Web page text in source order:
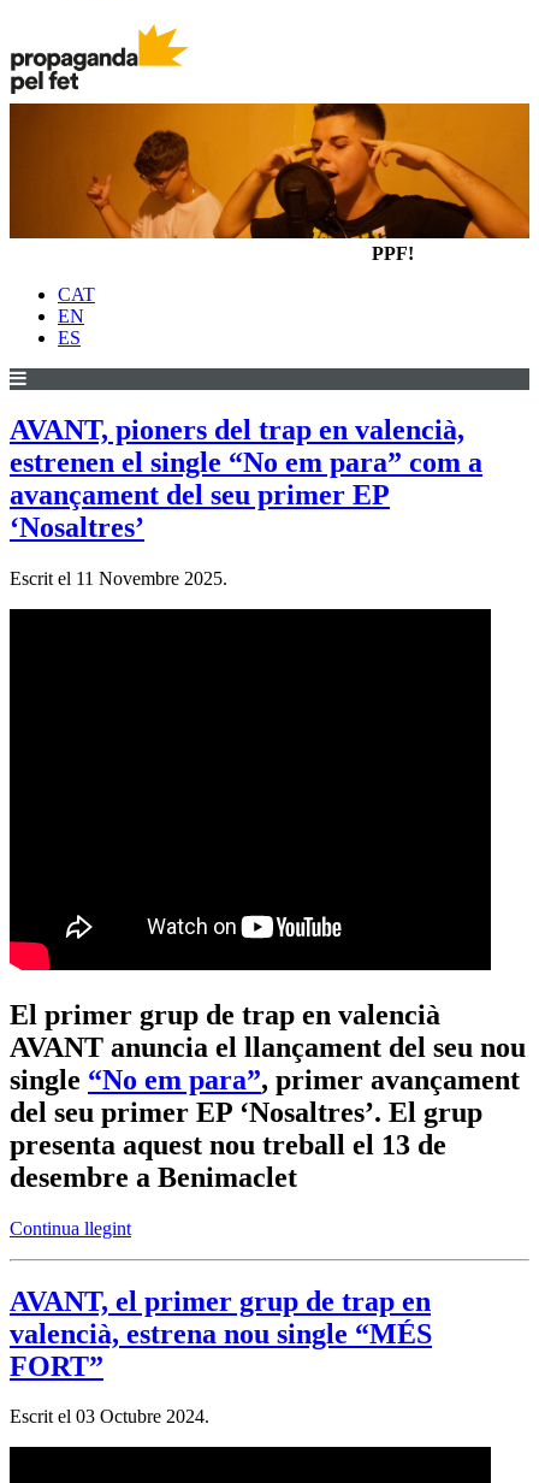
PPF!
CAT
EN
ES
AVANT, pioners del trap en valencià,
estrenen el single “No em para” com a
avançament del seu primer EP
‘Nosaltres’
Escrit el 11 Novembre 2025.
El primer grup de trap en valencià
AVANT anuncia el llançament del seu nou
single “No em para”, primer avançament
del seu primer EP ‘Nosaltres’. El grup
presenta aquest nou treball el 13 de
desembre a Benimaclet
Continua llegint
AVANT, el primer grup de trap en
valencià, estrena nou single “MÉS
FORT”
Escrit el 03 Octubre 2024.